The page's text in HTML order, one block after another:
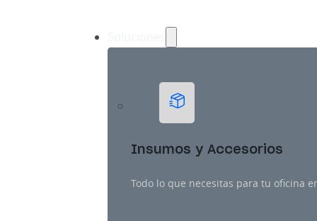
Insumos y Accesorios
Todo lo que necesitas para tu oficina